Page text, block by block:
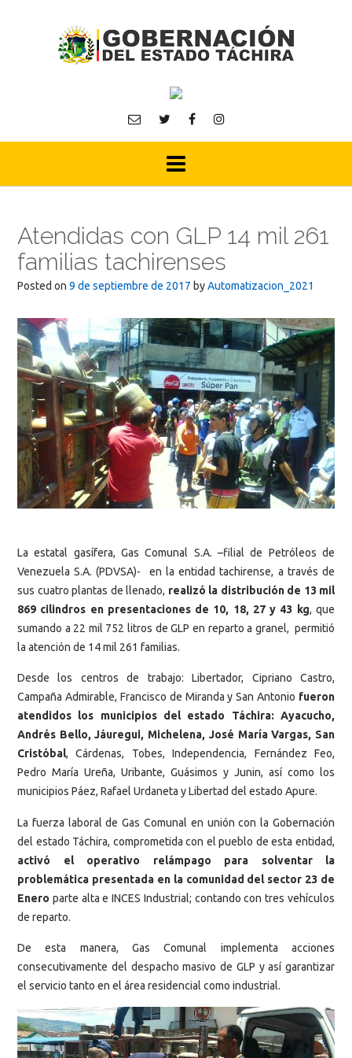
Atendidas con GLP 14 mil 261
familias tachirenses
Posted on 9 de septiembre de 2017 byAutomatizacion_2021
La estatal gasífera, Gas Comunal S.A. –filial de Petróleos de
Venezuela S.A. (PDVSA)- en la entidad tachirense, a través de
sus cuatro plantas de llenado, realizó la distribución de 13 mil
869 cilindros en presentaciones de 10, 18, 27 y 43 kg, que
sumando a 22 mil 752 litros de GLP en reparto a granel, permitió
la atención de 14 mil 261 familias.
Desde los centros de trabajo: Libertador, Cipriano Castro,
Campaña Admirable, Francisco de Miranda y San Antonio fueron
atendidos los municipios del estado Táchira: Ayacucho,
Andrés Bello, Jáuregui, Michelena, José María Vargas, San
Cristóbal, Cárdenas, Tobes, Independencia, Fernández Feo,
Pedro María Ureña, Uribante, Guásimos y Junin, así como los
municipios Páez, Rafael Urdaneta y Libertad del estado Apure.
La fuerza laboral de Gas Comunal en unión con la Gobernación
del estado Táchira, comprometida con el pueblo de esta entidad,
activó el operativo relámpago para solventar la
problemática presentada en la comunidad del sector 23 de
Enero parte alta e INCES Industrial; contando con tres vehículos
de reparto.
De esta manera, Gas Comunal implementa acciones
consecutivamente del despacho masivo de GLP y así garantizar
el servicio tanto en el área residencial como industrial.